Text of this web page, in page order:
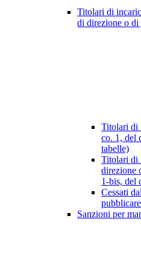
Titolari di
di direzione o di
Titolari di
co. 1, del
tabelle)
Titolari di
direzione
1-bis, del
Cessati
Sanzioni per